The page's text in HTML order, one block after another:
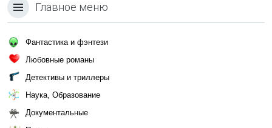
Главное меню
Фантастика и фэнтези
Любовные романы
Детективы и триллеры
Наука, Образование
Документальные